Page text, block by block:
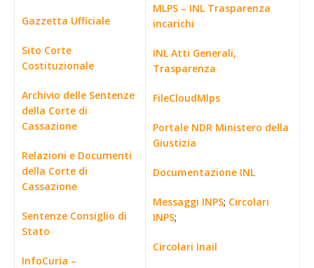
Gazzetta Ufficiale
Sito Corte
Costituzionale
Archivio delle Sentenze
della Corte di
Cassazione
Relazioni e Documenti
della Corte di
Cassazione
Sentenze Consiglio di
Stato
InfoCuria –
MLPS – INL Trasparenza
incarichi
INL Atti Generali,
Trasparenza
FileCloudMlps
Portale NDR Ministero della
Giustizia
Documentazione INL
Messaggi INPS; Circolari
INPS;
Circolari Inail